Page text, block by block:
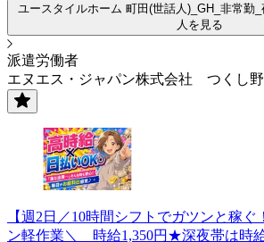
ユースタイルホーム 町田(世話人)_GH_非常勤
人を見る
派遣労働者
エヌエス・ジャパン株式会社 つくし野
【週2日／10時間シフトでガツンと稼
ン軽作業＼ 時給1,350円★深夜帯は時